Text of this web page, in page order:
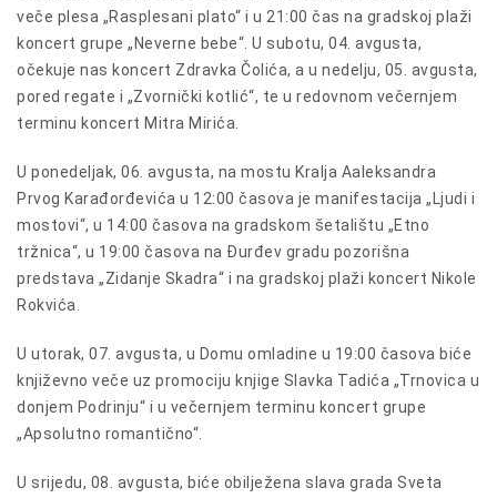
veče plesa „Rasplesani plato“ i u 21:00 čas na gradskoj plaži
koncert grupe „Neverne bebe“. U subotu, 04. avgusta,
očekuje nas koncert Zdravka Čolića, a u nedelju, 05. avgusta,
pored regate i „Zvornički kotlić“, te u redovnom večernjem
terminu koncert Mitra Mirića.
U ponedeljak, 06. avgusta, na mostu Kralja Aaleksandra
Prvog Karađorđevića u 12:00 časova je manifestacija „Ljudi i
mostovi“, u 14:00 časova na gradskom šetalištu „Etno
tržnica“, u 19:00 časova na Đurđev gradu pozorišna
predstava „Zidanje Skadra“ i na gradskoj plaži koncert Nikole
Rokvića.
U utorak, 07. avgusta, u Domu omladine u 19:00 časova biće
književno veče uz promociju knjige Slavka Tadića „Trnovica u
donjem Podrinju“ i u večernjem terminu koncert grupe
„Apsolutno romantično“.
U srijedu, 08. avgusta, biće obilježena slava grada Sveta